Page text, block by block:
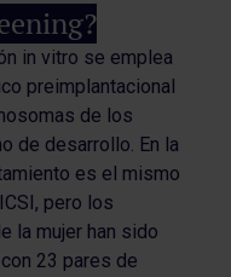
in vitro se emplea
preimplantacional
de los
de desarrollo. En la
es el mismo
pero los
la mujer han sido
23 pares de